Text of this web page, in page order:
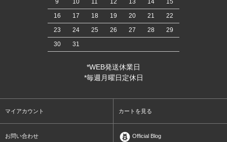
9
10 11 12 13 14
15
16
17 18 19 20 21
22
23
24 25 26 27 28
29
30
31
*WEB発送休業日
*毎週月曜日定休日
マイアカウント カートを見る
お問い合わせ Official Blog